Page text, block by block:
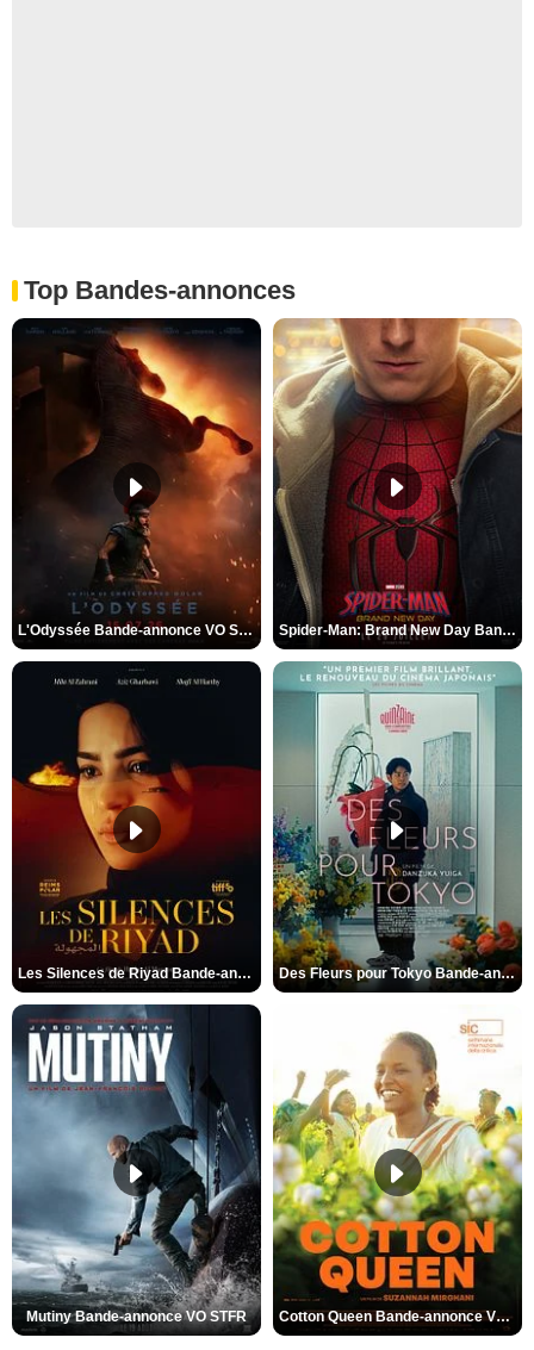
Top Bandes-annonces
L'Odyssée Bande-annonce VO STFR Spider-Man: Brand New Day Bande-annonce VO STFR
Les Silences de Riyad Bande-annonce VO STFR Des Fleurs pour Tokyo Bande-annonce VO STFR
Mutiny Bande-annonce VO STFR Cotton Queen Bande-annonce VO STFR